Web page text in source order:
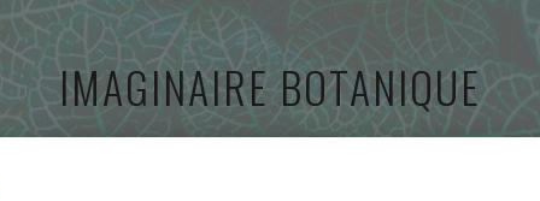
IMAGINAIRE BOTANIQUE